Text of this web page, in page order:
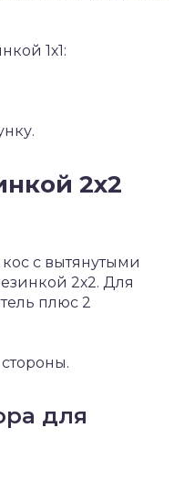
1х1:
2х2
с вытянутыми
2х2. Для
плюс 2
для